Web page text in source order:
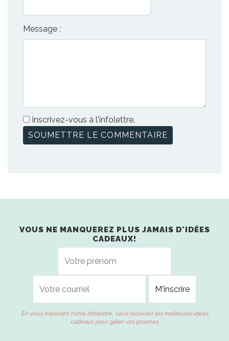
Message :
Inscrivez-vous à l'infolettre.
VOUS NE MANQUEREZ PLUS JAMAIS D'IDÉES
CADEAUX!
En vous inscrivant notre infolettre, vous recevrez les meilleures idées
cadeaux pour gâter vos proches.